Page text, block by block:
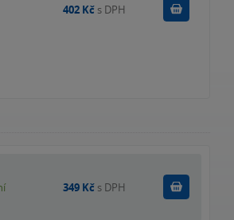
402 Kč s DPH
349 Kč s DPH Koupit